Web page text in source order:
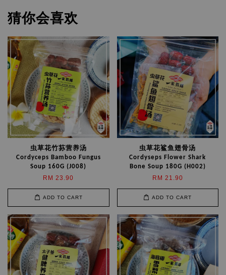
猜你会喜欢
虫草花竹荪营养汤
Cordyceps Bamboo Fungus
Soup 160G (J008)
RM 23.90
ADD TO CART
虫草花鲨鱼翅骨汤
Cordyseps Flower Shark
Bone Soup 180G (H002)
RM 21.90
ADD TO CART